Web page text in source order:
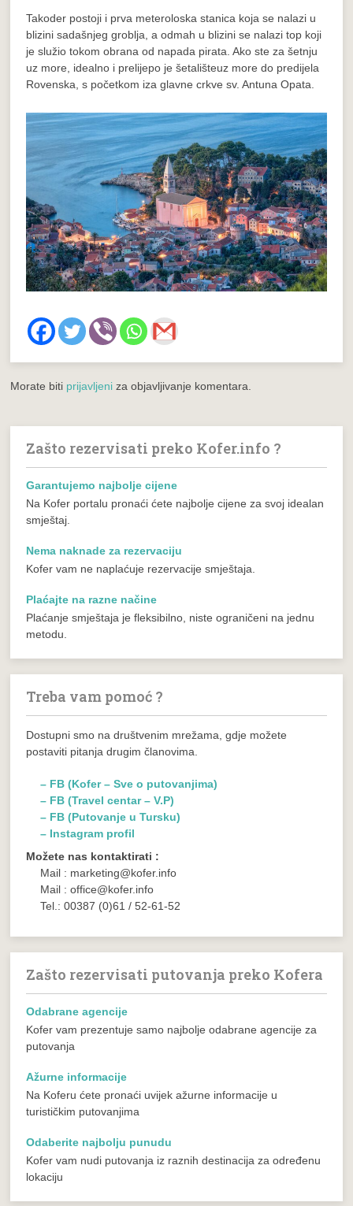
Takoder postoji i prva meteroloska stanica koja se nalazi u
blizini sadašnjeg groblja, a odmah u blizini se nalazi top koji
je služio tokom obrana od napada pirata. Ako ste za šetnju
uz more, idealno i prelijepo je šetališteuz more do predijela
Rovenska, s početkom iza glavne crkve sv. Antuna Opata.
Morate biti prijavljeni za objavljivanje komentara.
Zašto rezervisati preko Kofer.info ?
Garantujemo najbolje cijene
Na Kofer portalu pronaći ćete najbolje cijene za svoj idealan
smještaj.
Nema naknade za rezervaciju
Kofer vam ne naplaćuje rezervacije smještaja.
Plaćajte na razne načine
Plaćanje smještaja je fleksibilno, niste ograničeni na jednu
metodu.
Treba vam pomoć ?
Dostupni smo na društvenim mrežama, gdje možete
postaviti pitanja drugim članovima.
– FB (Kofer – Sve o putovanjima)
– FB (Travel centar – V.P)
– FB (Putovanje u Tursku)
– Instagram profil
Možete nas kontaktirati :
Mail : marketing@kofer.info
Mail : office@kofer.info
Tel.: 00387 (0)61 / 52-61-52
Zašto rezervisati putovanja preko Kofera
Odabrane agencije
Kofer vam prezentuje samo najbolje odabrane agencije za
putovanja
Ažurne informacije
Na Koferu ćete pronaći uvijek ažurne informacije u
turističkim putovanjima
Odaberite najbolju punudu
Kofer vam nudi putovanja iz raznih destinacija za određenu
lokaciju